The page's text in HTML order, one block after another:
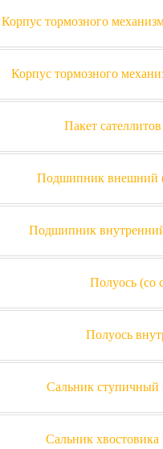
Корпус тормозного
Корпус тормозного
Пакет
Подшипник внешний
Подшипник
Полуось (со
Полуось
Сальник ступичный
Сальник хвостовика